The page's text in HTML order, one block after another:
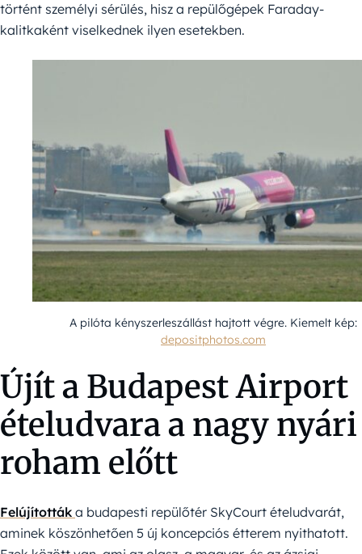
történt személyi sérülés, hisz a repülőgépek Faraday-
kalitkaként viselkednek ilyen esetekben.
A pilóta kényszerleszállást hajtott végre. Kiemelt kép:
depositphotos.com
Újít a Budapest Airport
ételudvara a nagy nyári
roham előtt
Felújították a budapesti repülőtér SkyCourt ételudvarát,
aminek köszönhetően 5 új koncepciós étterem nyithatott.